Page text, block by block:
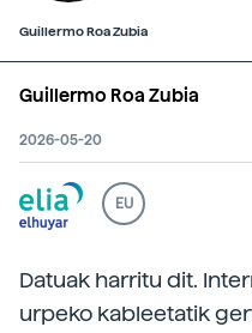
Guillermo Roa Zubia
Guillermo Roa Zubia
2026-05-20
EU
Datuak harritu dit.
urpeko kableetatik